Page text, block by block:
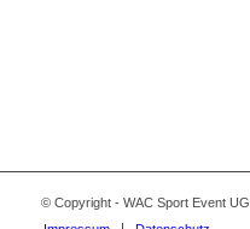
© Copyright - WAC Sport Event UG